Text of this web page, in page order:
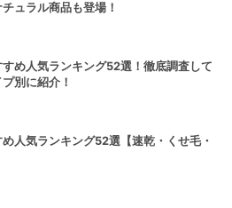
ュラル商品も登場！
め人気ランキング52選！徹底調査して
別に紹介！
め人気ランキング52選【速乾・くせ毛・